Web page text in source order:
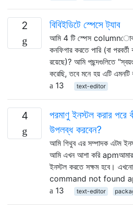
2 বিবিইডিটে স্পেসে ট্যাব
আমি 4 টি স্পেস
কনফিগার করতে পারি (বা
রয়েছে)? আমি পছন্দগুলিতে
করেছি, তবে মনে হয় এটি এমনটি
13
text-editor
4
পরমাণু ইনস্টল করার পরে
উপলব্ধ করবেন?
আমি গিথুব এর সম্পাদক এটম
আমি এখন আশা করি
ইনস্টল করতে সক্ষম হবে।
command not found
13
text-editor